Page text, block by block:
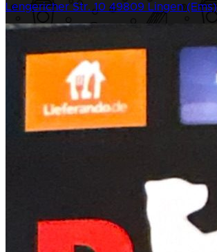
Lengericher Str. 10 49809 Lingen (Ems)